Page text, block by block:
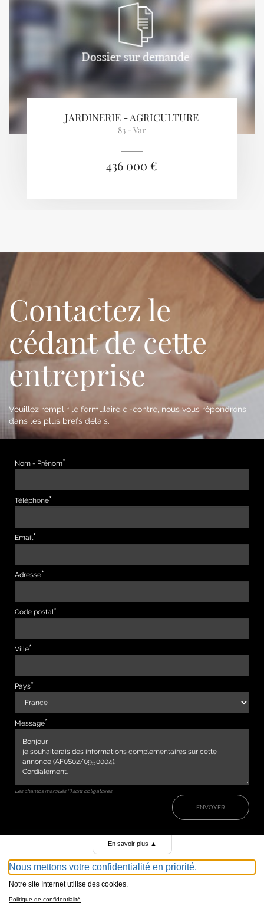
JARDINERIE - AGRICULTURE
83 - Var
436 000 €
Contactez le
cédant de cette
entreprise
Veuillez remplir le formulaire ci-contre, nous vous répondrons
dans les plus brefs délais.
Nom - Prénom
Téléphone
Email
Adresse
Code postal
Ville
Pays
Message
Les champs marqués (*) sont obligatoires
ENVOYER
En savoir plus ▲
Nous mettons votre confidentialité en priorité.
Notre site Internet utilise des cookies.
Politique de confidentialité